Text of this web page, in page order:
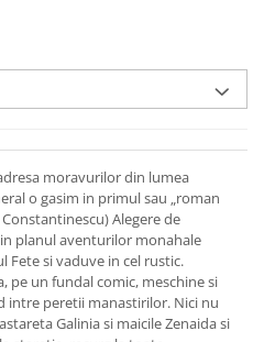
moravurilor din lumea
o gasim in primul sau „roman
Alegere de
planul aventurilor monahale
Fete si vaduve in cel rustic.
pe un fundal comic, meschine si
intre peretii manastirilor. Nici nu
Galinia si maicile Zenaida si